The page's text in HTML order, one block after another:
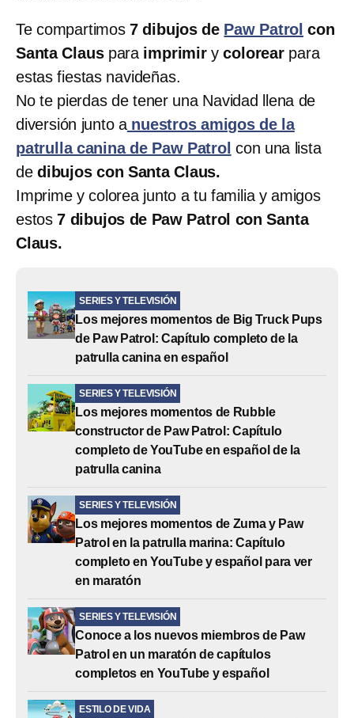
Te compartimos7 dibujos de Paw Patrol con
Santa Claus para imprimirycolorear para
estas fiestas navideñas.
No te pierdas de tener una Navidad llena de
diversión junto anuestros amigos de la
patrulla canina de Paw Patrol con una lista
dedibujos con Santa Claus.
Imprime y colorea junto a tu familia y amigos
estos7 dibujos de Paw Patrol con Santa
Claus.
SERIES Y TELEVISIÓN
Los mejores momentos de Big Truck Pups
de Paw Patrol: Capítulo completo de la
patrulla canina en español
SERIES Y TELEVISIÓN
Los mejores momentos de Rubble
constructor de Paw Patrol: Capítulo
completo de YouTube en español de la
patrulla canina
SERIES Y TELEVISIÓN
Los mejores momentos de Zuma y Paw
Patrol en la patrulla marina: Capítulo
completo en YouTube y español para ver
en maratón
SERIES Y TELEVISIÓN
Conoce a los nuevos miembros de Paw
Patrol en un maratón de capítulos
completos en YouTube y español
ESTILO DE VIDA